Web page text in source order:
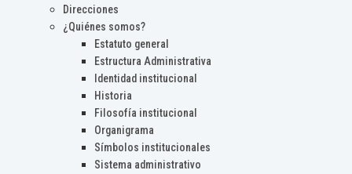
Direcciones
¿Quiénes somos?
Estatuto general
Estructura Administrativa
Identidad institucional
Historia
Filosofía institucional
Organigrama
Símbolos institucionales
Sistema administrativo